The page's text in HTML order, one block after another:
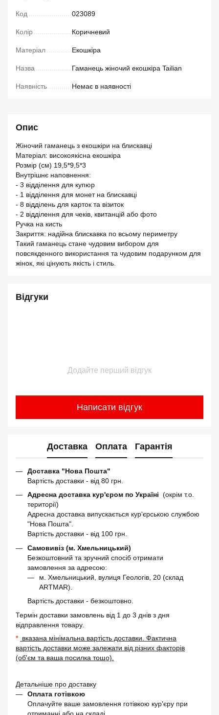
Код 023089
Колір Коричневий
Матеріал Екошкіра
Назва Гаманець жіночий екошкіра Tailian
Наявність Немає в наявності
Опис
Жіночий гаманець з екошкіри на блискавці
Матеріал: високоякісна екошкіра
Розмір (см) 19,5*9,5*3
Внутрішнє наповнення:
- 3 відділення для купюр
- 1 відділення для монет на блискавці
- 8 відділень для карток та візиток
- 2 відділення для чеків, квитанцій або фото
Ручка на кисть
Закриття: надійна блискавка по всьому периметру
Такий гаманець стане чудовим вибором для
повсякденного використання та чудовим подарунком для
жінок, які цінують якість і стиль.
Відгуки
Додайте перший відгук
Написати відгук
Доставка Оплата Гарантія
Доставка "Нова Пошта"
Вартість доставки - від 80 грн.
Адресна доставка кур'єром по Україні (окрім т.о.
території)
Адресна доставка випускається кур'єрською службою
"Нова Пошта".
Вартість доставки - від 100 грн.
Самовивіз (м. Хмельницький)
Безкоштовний та зручний спосіб отримати
замовлення за адресою:
м. Хмельницький, вулиця Геологів, 20 (склад
ARTMAR).
Вартість доставки - безкоштовно.
Термін доставки замовлень від 1 до 3 днів з дня
відправлення товару.
* вказана мінімальна вартість доставки. Фактична
вартість доставки може залежати від різних факторів
(об'єм та ваша посилка тощо).
Детальніше про доставку
Оплата готівкою
Оплачуйте ваше замовлення готівкою кур'єру при
отриманні або на складі.